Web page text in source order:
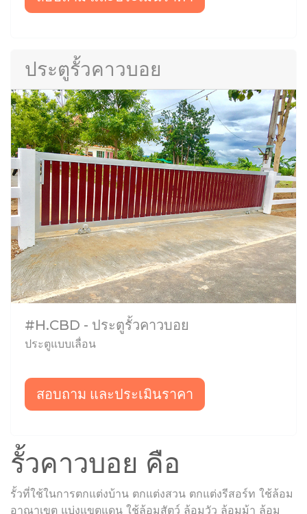
ประตูรั้วคาวบอย
#H.CBD - ประตูรั้วคาวบอย
ประตูแบบเลื่อน
สอบถาม และประเมินราคา
รั้วคาวบอย คือ
รั้วที่ใช้ในการตกแต่งบ้าน ตกแต่งสวน ตกแต่งรีสอร์ท ใช้ล้อม
อาณาเขต แบ่งแขตแดน ใช้ล้อมสัตว์ ล้อมวัว ล้อมม้า ล้อม